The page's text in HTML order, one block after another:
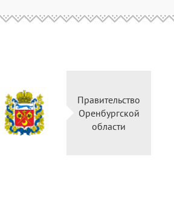
Правительство
Оренбургской
области